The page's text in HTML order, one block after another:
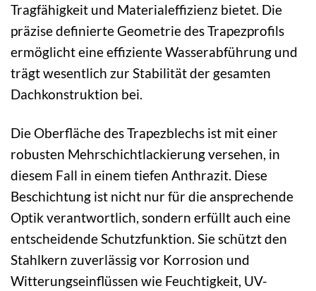
Tragfähigkeit und Materialeffizienz bietet. Die
präzise definierte Geometrie des Trapezprofils
ermöglicht eine effiziente Wasserabführung und
trägt wesentlich zur Stabilität der gesamten
Dachkonstruktion bei.
Die Oberfläche des Trapezblechs ist mit einer
robusten Mehrschichtlackierung versehen, in
diesem Fall in einem tiefen Anthrazit. Diese
Beschichtung ist nicht nur für die ansprechende
Optik verantwortlich, sondern erfüllt auch eine
entscheidende Schutzfunktion. Sie schützt den
Stahlkern zuverlässig vor Korrosion und
Witterungseinflüssen wie Feuchtigkeit, UV-